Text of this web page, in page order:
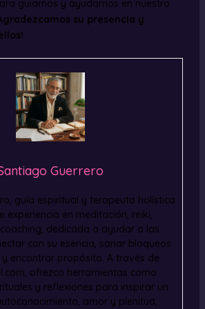
guiarnos y ayudarnos en nuestro
su presencia y
Guerrero
guía espiritual y terapeuta holística
experiencia en meditación, reiki,
dedicada a ayudar a las
con su esencia, sanar bloqueos
encontrar propósito. A través de
ofrezco herramientas como
y reflexiones para inspirar un
amor y plenitud,